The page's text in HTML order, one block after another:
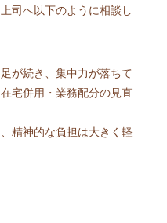
司へ以下のように相談し
が続き、集中力が落ちて
宅併用・業務配分の見直
精神的な負担は大きく軽